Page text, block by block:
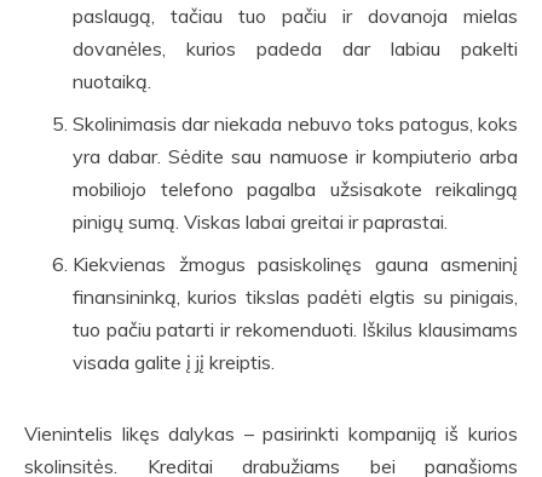
paslaugą, tačiau tuo pačiu ir dovanoja mielas
dovanėles, kurios padeda dar labiau pakelti
nuotaiką.
Skolinimasis dar niekada nebuvo toks patogus, koks
yra dabar. Sėdite sau namuose ir kompiuterio arba
mobiliojo telefono pagalba užsisakote reikalingą
pinigų sumą. Viskas labai greitai ir paprastai.
Kiekvienas žmogus pasiskolinęs gauna asmeninį
finansininką, kurios tikslas padėti elgtis su pinigais,
tuo pačiu patarti ir rekomenduoti. Iškilus klausimams
visada galite į jį kreiptis.
Vienintelis likęs dalykas – pasirinkti kompaniją iš kurios
skolinsitės. Kreditai drabužiams bei panašioms